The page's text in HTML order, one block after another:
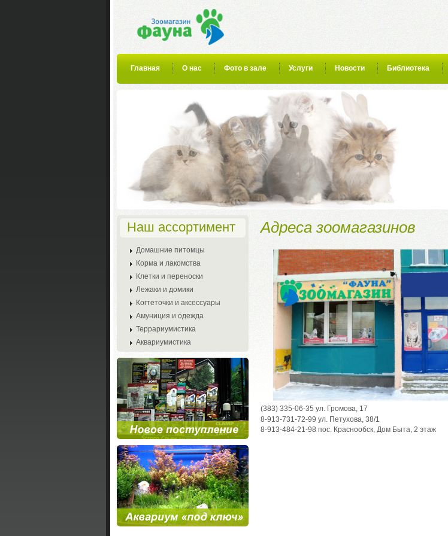
Главная О нас Фото в зале Услуги Новости Библиотека
Наш ассортимент
Домашние питомцы
Корма и лакомства
Клетки и переноски
Лежаки и домики
Когтеточки и аксессуары
Амуниция и одежда
Террариумистика
Аквариумистика
Адреса зоомагазинов
(383) 335-06-35 ул. Громова, 17
8-913-731-72-99 ул. Петухова, 38/1
8-913-484-21-98 пос. Краснообск, Дом Быта, 2 этаж